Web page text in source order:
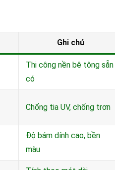
Ghi chú
Thi công nền bê tông sẵn
có
Chống tia UV, chống trơn
Độ bám dính cao, bền
màu